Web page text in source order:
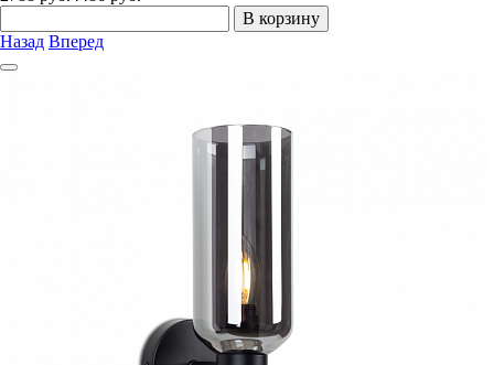
В корзину
Назад Вперед